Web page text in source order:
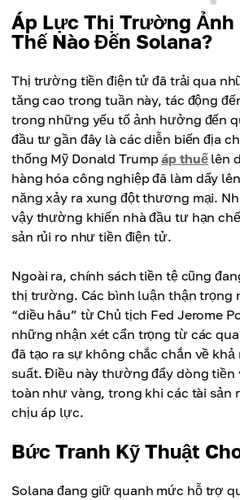
Áp Lực Thị Trường
Thế Nào Đến Solana?
Thị trường tiền điện tử đã trải qua
tăng cao trong tuần này, tác động
trong những yếu tố ảnh hưởng đến
đầu tư gần đây là các diễn biến địa
thống Mỹ Donald Trumpáp thuếlên
hàng hóa công nghiệp đã làm dấy
năng xảy ra xung đột thương mại.
vậy thường khiến nhà đầu tư hạn
sản rủi ro như tiền điện tử.
Ngoài ra, chính sách tiền tệ cũng
thị trường. Các bình luận thận trọng
“diều hâu” từ Chủ tịch Fed Jerome
những nhận xét cẩn trọng từ các
đã tạo ra sự không chắc chắn về khả
suất. Điều này thường đẩy dòng tiền
toàn như vàng, trong khi các tài sản
chịu áp lực.
Bức Tranh Kỹ Thuật
Solana đang giữ quanh mức hỗ trợ